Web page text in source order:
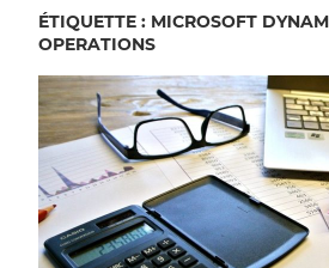
ÉTIQUETTE : MICROSOFT
OPERATIONS